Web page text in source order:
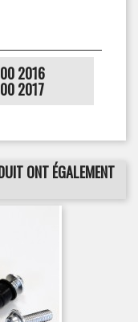
2016
2017
ONT ÉGALEMENT